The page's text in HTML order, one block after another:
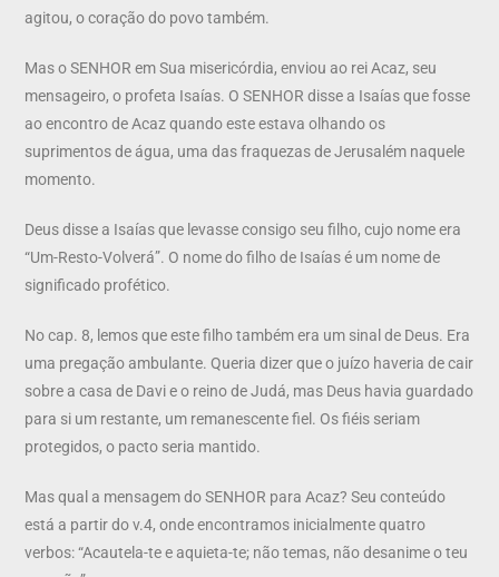
agitou, o coração do povo também.
Mas o SENHOR em Sua misericórdia, enviou ao rei Acaz, seu
mensageiro, o profeta Isaías. O SENHOR disse a Isaías que fosse
ao encontro de Acaz quando este estava olhando os
suprimentos de água, uma das fraquezas de Jerusalém naquele
momento.
Deus disse a Isaías que levasse consigo seu filho, cujo nome era
“Um-Resto-Volverá”. O nome do filho de Isaías é um nome de
significado profético.
No cap. 8, lemos que este filho também era um sinal de Deus. Era
uma pregação ambulante. Queria dizer que o juízo haveria de cair
sobre a casa de Davi e o reino de Judá, mas Deus havia guardado
para si um restante, um remanescente fiel. Os fiéis seriam
protegidos, o pacto seria mantido.
Mas qual a mensagem do SENHOR para Acaz? Seu conteúdo
está a partir do v.4, onde encontramos inicialmente quatro
verbos: “Acautela-te e aquieta-te; não temas, não desanime o teu